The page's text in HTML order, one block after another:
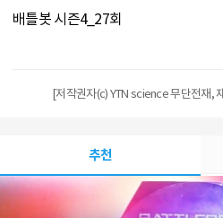
배틀봇 시즌4_27회
[저작권자(c) YTN science 무단전재,
추천